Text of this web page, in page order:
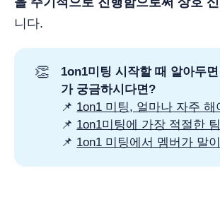
니다.
👏
1on1미팅 시작할 때 알아두
가 궁금하시다면?
📌 1on1 미팅, 얼마나 자주 해
📌 1on1미팅에 가장 적절한
📌 1on1 미팅에서 멤버가 말